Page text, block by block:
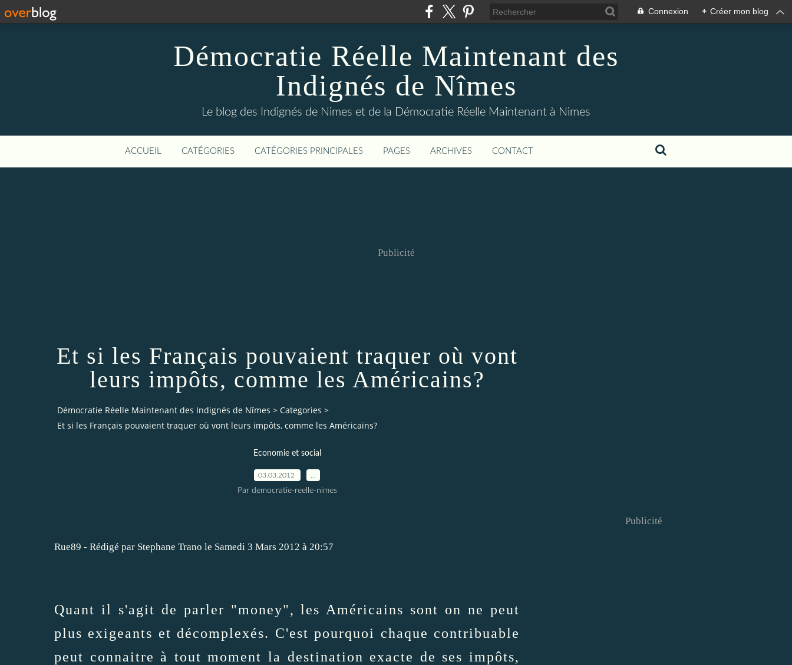
Connexion + Créer mon blog
Démocratie Réelle Maintenant des
Indignés de Nîmes
Le blog des Indignés de Nimes et de la Démocratie Réelle Maintenant à Nimes
ACCUEIL CATÉGORIES CATÉGORIES PRINCIPALES PAGES ARCHIVES CONTACT
Publicité
Et si les Français pouvaient traquer où vont
leurs impôts, comme les Américains?
Démocratie Réelle Maintenant des Indignés de Nîmes > Categories >
Et si les Français pouvaient traquer où vont leurs impôts, comme les Américains?
Economie et social
03.03.2012
Par democratie-reelle-nimes
Rue89 - Rédigé par Stephane Trano le Samedi 3 Mars 2012 à 20:57
Quant il s'agit de parler "money", les Américains sont on ne peut
plus exigeants et décomplexés. C'est pourquoi chaque contribuable
peut connaitre à tout moment la destination exacte de ses impôts,
Publicité